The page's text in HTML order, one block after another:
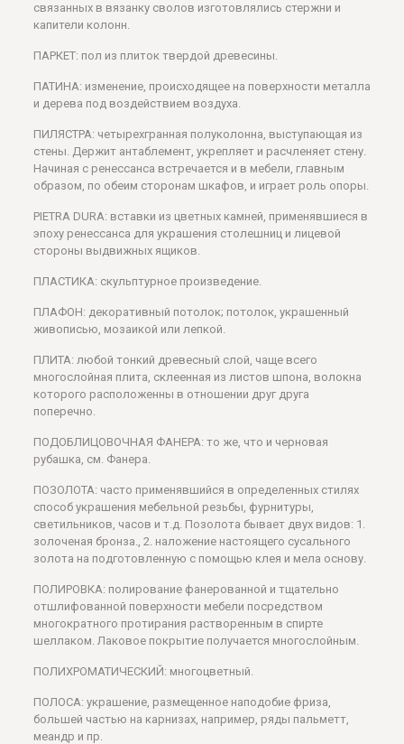
связанных в вязанку сволов изготовлялись стержни и
капители колонн.
ПАРКЕТ: пол из плиток твердой древесины.
ПАТИНА: изменение, происходящее на поверхности металла
и дерева под воздействием воздуха.
ПИЛЯСТРА: четырехгранная полуколонна, выступающая из
стены. Держит антаблемент, укрепляет и расчленяет стену.
Начиная с ренессанса встречается и в мебели, главным
образом, по обеим сторонам шкафов, и играет роль опоры.
PIETRA DURA: вставки из цветных камней, применявшиеся в
эпоху ренессанса для украшения столешниц и лицевой
стороны выдвижных ящиков.
ПЛАСТИКА: скульптурное произведение.
ПЛАФОН: декоративный потолок; потолок, украшенный
живописью, мозаикой или лепкой.
ПЛИТА: любой тонкий древесный слой, чаще всего
многослойная плита, склеенная из листов шпона, волокна
которого расположенны в отношении друг друга
поперечно.
ПОДОБЛИЦОВОЧНАЯ ФАНЕРА: то же, что и черновая
рубашка, см. Фанера.
ПОЗОЛОТА: часто применявшийся в определенных стилях
способ украшения мебельной резьбы, фурнитуры,
светильников, часов и т.д. Позолота бывает двух видов: 1.
золоченая бронза., 2. наложение настоящего сусального
золота на подготовленную с помощью клея и мела основу.
ПОЛИРОВКА: полирование фанерованной и тщательно
отшлифованной поверхности мебели посредством
многократного протирания растворенным в спирте
шеллаком. Лаковое покрытие получается многослойным.
ПОЛИХРОМАТИЧЕСКИЙ: многоцветный.
ПОЛОСА: украшение, размещенное наподобие фриза,
большей частью на карнизах, например, ряды пальметт,
меандр и пр.